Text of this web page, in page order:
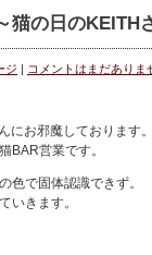
の日のKEITH
ジ | コメントはまだありま
にお邪魔しております
BAR営業です。
色で固体認識できず。
いきます。